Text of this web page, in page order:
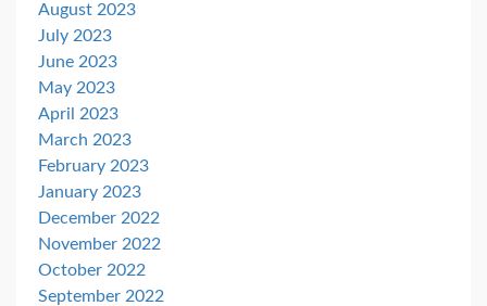
August 2023
July 2023
June 2023
May 2023
April 2023
March 2023
February 2023
January 2023
December 2022
November 2022
October 2022
September 2022